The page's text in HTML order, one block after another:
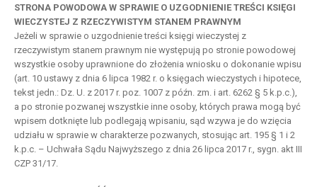
STRONA POWODOWA W SPRAWIE O UZGODNIENIE TREŚCI KSIĘGI
WIECZYSTEJ Z RZECZYWISTYM STANEM PRAWNYM
Jeżeli w sprawie o uzgodnienie treści księgi wieczystej z
rzeczywistym stanem prawnym nie występują po stronie powodowej
wszystkie osoby uprawnione do złożenia wniosku o dokonanie wpisu
(art. 10 ustawy z dnia 6 lipca 1982 r. o księgach wieczystych i hipotece,
tekst jedn.: Dz. U. z 2017 r. poz. 1007 z późn. zm. i art. 6262 § 5 k.p.c.),
a po stronie pozwanej wszystkie inne osoby, których prawa mogą być
wpisem dotknięte lub podlegają wpisaniu, sąd wzywa je do wzięcia
udziału w sprawie w charakterze pozwanych, stosując art. 195 § 1 i 2
k.p.c. – Uchwała Sądu Najwyższego z dnia 26 lipca 2017 r., sygn. akt III
CZP 31/17.